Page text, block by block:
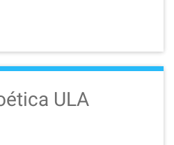
ULA